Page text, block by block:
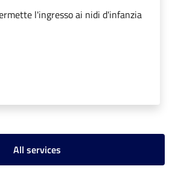
l'ingresso ai nidi d'infanzia
All services